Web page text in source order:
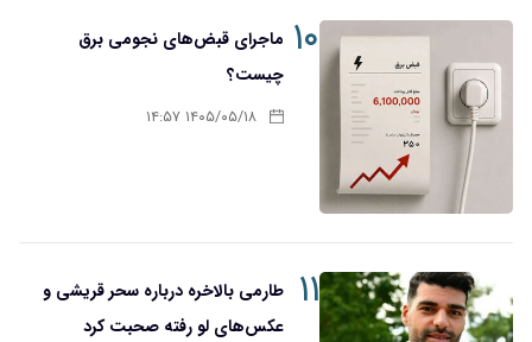
۱۰ ماجرای قبض‌های نجومی برق
چیست؟
۱۴۰۵/۰۵/۱۸ ۱۴:۵۷
۱۱
طارمی بالاخره درباره سحر قریشی و
عکس‌های لو رفته صحبت کرد